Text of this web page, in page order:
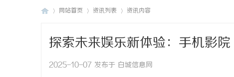
网站首页 资讯列表 资讯内容
探索未来娱乐新体验：手机影院
2025-10-07 发布于 白城信息网